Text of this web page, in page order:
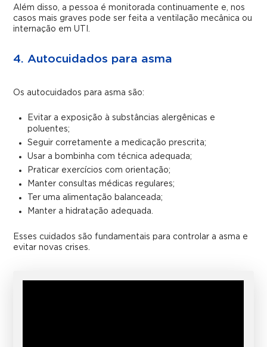
Além disso, a pessoa é monitorada continuamente e, nos
casos mais graves pode ser feita a ventilação mecânica ou
internação em UTI.
4. Autocuidados para asma
Os autocuidados para asma são:
Evitar a exposição à substâncias alergênicas e
poluentes;
Seguir corretamente a medicação prescrita;
Usar a bombinha com técnica adequada;
Praticar exercícios com orientação;
Manter consultas médicas regulares;
Ter uma alimentação balanceada;
Manter a hidratação adequada.
Esses cuidados são fundamentais para controlar a asma e
evitar novas crises.